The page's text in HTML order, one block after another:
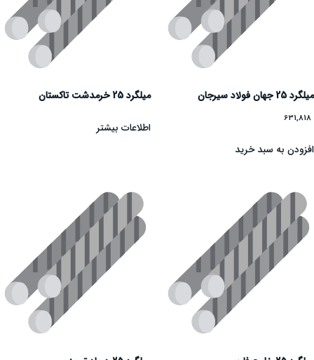
میلگرد 25 جهان فولاد سیرجان
631,818
افزودن به سبد خرید
میلگرد 25 خرمدشت تاکستان
اطلاعات بیشتر